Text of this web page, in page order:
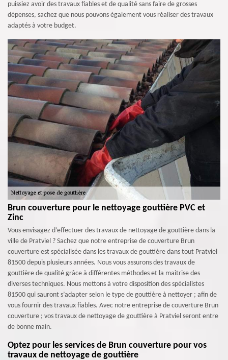
puissiez avoir des travaux fiables et de qualité sans faire de grosses
dépenses, sachez que nous pouvons également vous réaliser des travaux
adaptés à votre budget.
Brun couverture pour le nettoyage gouttière PVC et
Zinc
Vous envisagez d’effectuer des travaux de nettoyage de gouttière dans la
ville de Pratviel ? Sachez que notre entreprise de couverture Brun
couverture est spécialisée dans les travaux de gouttière dans tout Pratviel
81500 depuis plusieurs années. Nous vous assurons des travaux de
gouttière de qualité grâce à différentes méthodes et la maitrise des
diverses techniques. Nous mettons à votre disposition des spécialistes
81500 qui sauront s’adapter selon le type de gouttière à nettoyer ; afin de
vous fournir des travaux fiables. Avec notre entreprise de couverture Brun
couverture ; vos travaux de nettoyage de gouttière à Pratviel seront entre
de bonne main.
Optez pour les services de Brun couverture pour vos
travaux de nettoyage de gouttière